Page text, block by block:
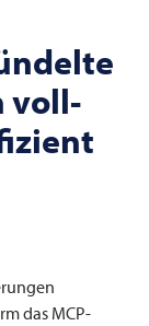
voll-
das MCP-